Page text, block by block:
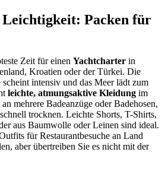
Leichtigkeit: Packen für
Zeit für einen Yachtcharter in
Kroatien oder der Türkei. Die
intensiv und das Meer lädt zum
leichte, atmungsaktive Kleidung im
mehrere Badeanzüge oder Badehosen,
trocknen. Leichte Shorts, T-Shirts,
aus Baumwolle oder Leinen sind ideal.
für Restaurantbesuche an Land
aber übertreiben Sie es nicht mit der